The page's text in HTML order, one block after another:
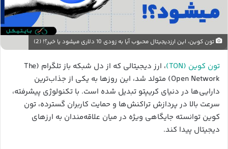
تون کوین، این ارزدیجیتال محبوب آیا به زودی 10 دلاری میشود یا خیر؟! (2)
تون کوین (TON)
، ارز دیجیتالی که از دل شبکه باز تلگرام (The
Open Network) متولد شد، این روزها به یکی از جذاب‌ترین
دارایی‌ها در دنیای کریپتو تبدیل شده است. با تکنولوژی پیشرفته،
سرعت بالا در پردازش تراکنش‌ها و حمایت کاربران گسترده، تون
کوین توانسته جایگاهی ویژه در میان علاقه‌مندان به ارزهای
دیجیتال پیدا کند.